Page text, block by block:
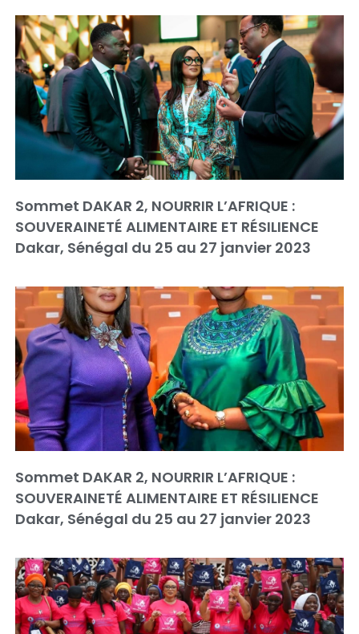
Sommet DAKAR 2, NOURRIR L’AFRIQUE :
SOUVERAINETÉ ALIMENTAIRE ET RÉSILIENCE
Dakar, Sénégal du 25 au 27 janvier 2023
Sommet DAKAR 2, NOURRIR L’AFRIQUE :
SOUVERAINETÉ ALIMENTAIRE ET RÉSILIENCE
Dakar, Sénégal du 25 au 27 janvier 2023